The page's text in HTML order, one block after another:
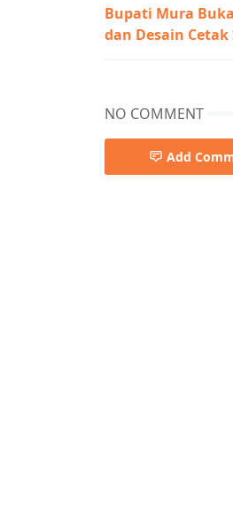
Bupati Mura
dan Desain Cetak
NO COMMENT
Add